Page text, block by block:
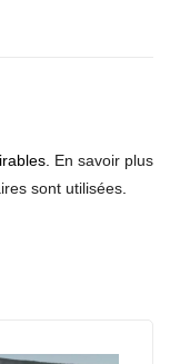
En savoir plus
sont utilisées